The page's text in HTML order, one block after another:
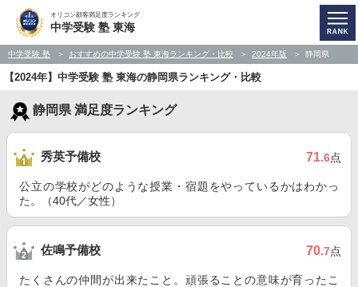
オリコン顧客満足度ランキング
中学受験 塾 東海
中学受験 塾 おすすめの中学受験 塾 東海ランキング・比較 2024年版 静岡県
【2024年】中学受験 塾 東海の静岡県ランキング・比較
静岡県 満足度ランキング
秀英予備校 71.6点
公立の学校がどのような授業・宿題をやっているかはわかっ
た。（40代／女性）
佐鳴予備校 70.7点
たくさんの仲間が出来たこと。頑張ることの意味が育ったこ